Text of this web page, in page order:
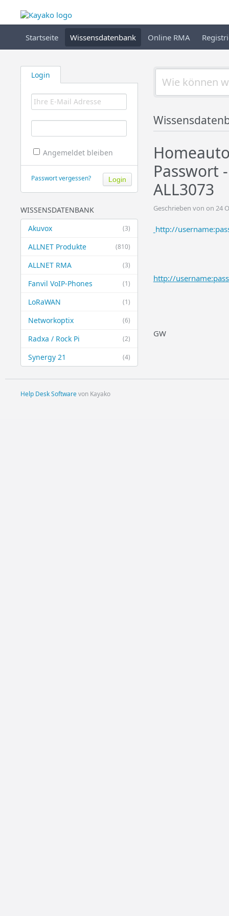
Startseite Wissensdatenbank Online RMA
Login
Angemeldet bleiben
Passwort vergessen?
WISSENSDATENBANK
(3)
Akuvox
(810)
ALLNET Produkte
(3)
ALLNET RMA
(1)
Fanvil VoIP-Phones
(1)
LoRaWAN
(6)
Networkoptix
(2)
Radxa / Rock Pi
(4)
Synergy 21
Passwort
ALL3073
Geschrieben von on 24
http://
http://
GW
Help Desk Softwarevon Kayako